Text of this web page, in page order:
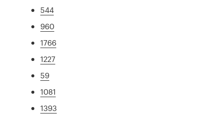
544
960
1766
1227
59
1081
1393